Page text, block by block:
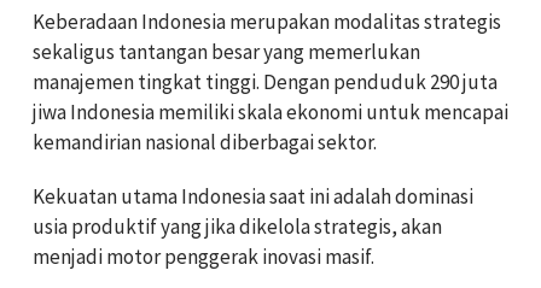
Keberadaan Indonesia merupakan modalitas strategis
sekaligus tantangan besar yang memerlukan
manajemen tingkat tinggi. Dengan penduduk 290 juta
jiwa Indonesia memiliki skala ekonomi untuk mencapai
kemandirian nasional diberbagai sektor.
Kekuatan utama Indonesia saat ini adalah dominasi
usia produktif yang jika dikelola strategis, akan
menjadi motor penggerak inovasi masif.